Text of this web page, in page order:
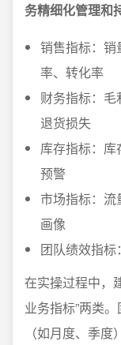
务精细化管理和
销售指标：销
率、转化率
财务指标：毛
退货损失
库存指标：
预警
市场指标：流
画像
团队绩效指
在实操过程中，
业务指标”两类
（如月度、季